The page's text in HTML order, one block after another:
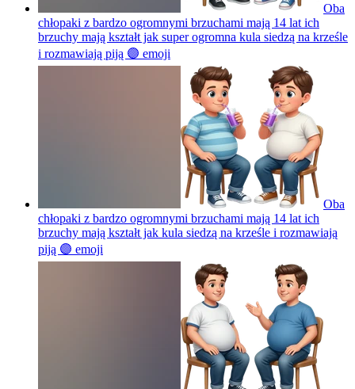
Oba
chłopaki z bardzo ogromnymi brzuchami mają 14 lat ich
brzuchy mają kształt jak super ogromna kula siedzą na krześle
i rozmawiają piją 🟣 emoji
Oba
chłopaki z bardzo ogromnymi brzuchami mają 14 lat ich
brzuchy mają kształt jak kula siedzą na krześle i rozmawiają
piją 🟣 emoji